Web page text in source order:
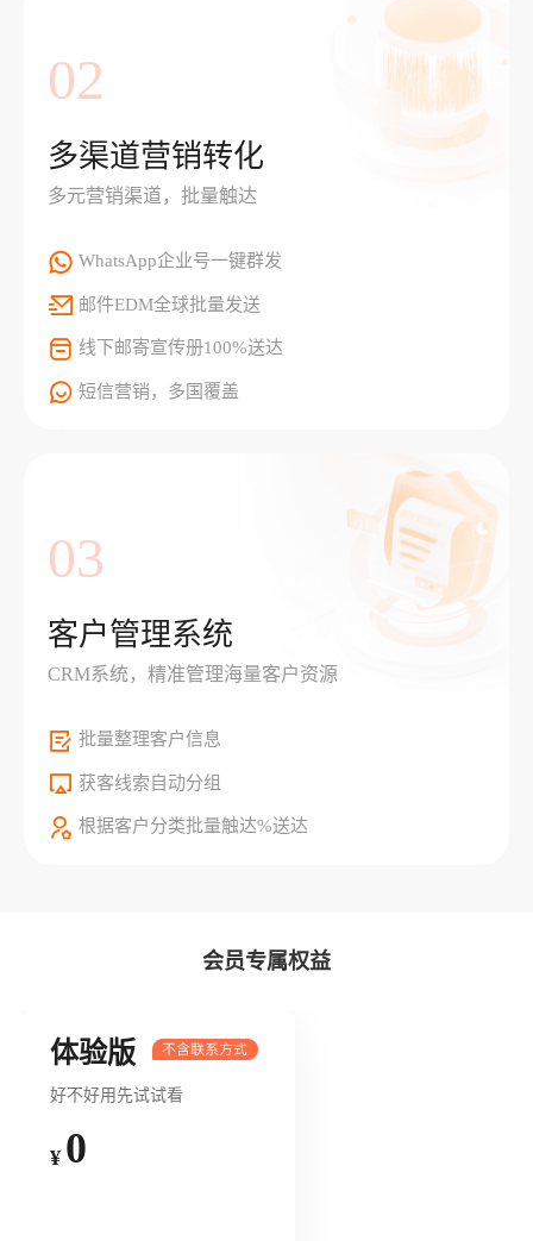
02
多渠道营销转化
多元营销渠道，批量触达
WhatsApp企业号一键群发
邮件EDM全球批量发送
线下邮寄宣传册100%送达
短信营销，多国覆盖
03
客户管理系统
CRM系统，精准管理海量客户资源
批量整理客户信息
获客线索自动分组
根据客户分类批量触达%送达
会员专属权益
体验版
好不好用先试试看
¥ 0